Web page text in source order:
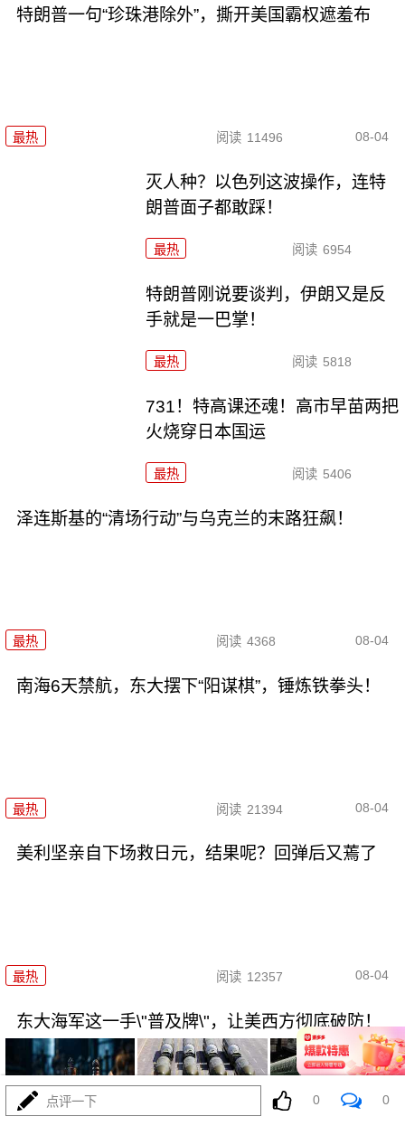
特朗普一句“珍珠港除外”，撕开美国霸权遮羞布
最热 阅读 11496 08-04
灭人种？以色列这波操作，连特
朗普面子都敢踩！
最热 阅读 6954
特朗普刚说要谈判，伊朗又是反
手就是一巴掌！
最热 阅读 5818
731！特高课还魂！高市早苗两把
火烧穿日本国运
最热 阅读 5406
泽连斯基的“清场行动”与乌克兰的末路狂飙！
最热 阅读 4368 08-04
南海6天禁航，东大摆下“阳谋棋”，锤炼铁拳头！
最热 阅读 21394 08-04
美利坚亲自下场救日元，结果呢？回弹后又蔫了
最热 阅读 12357 08-04
东大海军这一手\"普及牌\"，让美西方彻底破防！
点评一下 0 0